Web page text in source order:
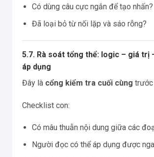
Có dùng câu cực ngắn để tạo nhấn?
Đã loại bỏ từ nối lặp và sáo rỗng?
5.7. Rà soát tổng thể: logic – giá trị
áp dụng
Đây là cổng kiểm tra cuối cùng trước
Checklist con:
Có mâu thuẫn nội dung giữa các
Người đọc có thể áp dụng được